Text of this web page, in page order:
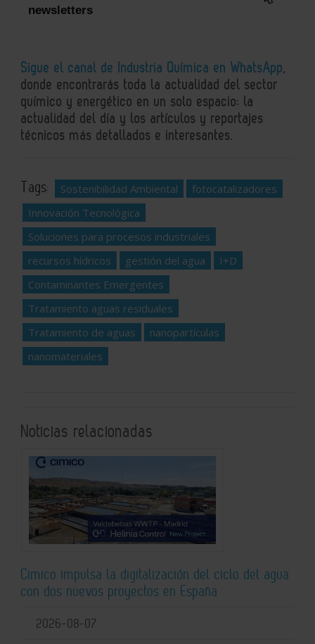
newsletters
Sigue el canal de Industria Química en WhatsApp,
donde encontrarás toda la actualidad del sector
químico y energético en un solo espacio: la
actualidad del día y los artículos y reportajes
técnicos más detallados e interesantes.
Tags: Sostenibilidad Ambiental
fotocatalizadores
Innovación Tecnológica
Soluciones para procesos industriales
recursos hídricos
gestión del agua
I+D
Contaminantes Emergentes
Tratamiento aguas residuales
Tratamiento de aguas
nanopartículas
nanomateriales
Noticias relacionadas
Cimico impulsa la digitalización del ciclo del agua
con dos nuevos proyectos en España
2026-08-07